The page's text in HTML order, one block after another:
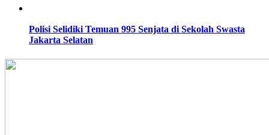
Polisi Selidiki Temuan 995 Senjata di Sekolah Swasta
Jakarta Selatan